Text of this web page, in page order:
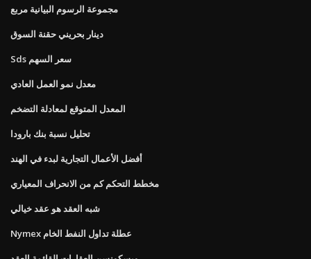
مجموعة الرسوم البيانية مربع
دينار بحريني حقنة السوق
Sds سعر السهم
معدل نمو العمل العادي
المعدل المتوقع لمعادلة التضخم
تحليل نسبة بنك بارودا
أفضل الأعمال التجارية لبدء في الهند
مخطط التحكم كم من الانحراف المعياري
شبه العقد هو عقد خيالي
Nymex عطلة تداول النفط الخام